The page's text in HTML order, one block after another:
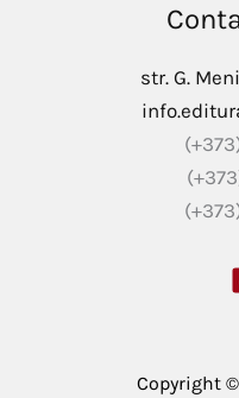
str. G.
Copyright